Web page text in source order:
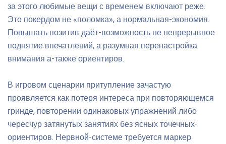
за этого любимые вещи с временем включают реже.
Это покердом не «поломка», а нормальная-экономия.
Повышать позитив даёт-возможность не непрерывное
поднятие впечатлений, а разумная перенастройка
внимания а-также ориентиров.
В игровом сценарии притупление зачастую
проявляется как потеря интереса при повторяющемся
гринде, повторении одинаковых упражнений либо
чересчур затянутых занятиях без ясных точечных-
ориентиров. Нервной-системе требуется маркер